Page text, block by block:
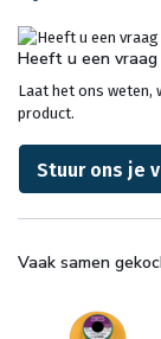
Heeft u een
Laat het ons weten,
product.
Stuur ons je
Vaak samen